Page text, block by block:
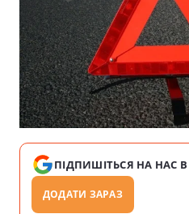
ПІДПИШІТЬСЯ НА НАС В
ДОДАТИ ЗАРАЗ